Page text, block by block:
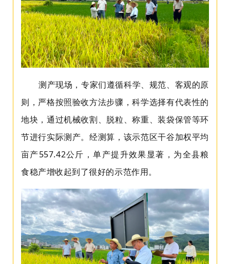
测产现场，专家们遵循科学、规范、客观的原
则，严格按照验收方法步骤，科学选择有代表性的
地块，通过机械收割、脱粒、称重、装袋保管等环
节进行实际测产。经测算，该示范区干谷加权平均
亩产557.42公斤，单产提升效果显著，为全县粮
食稳产增收起到了很好的示范作用。